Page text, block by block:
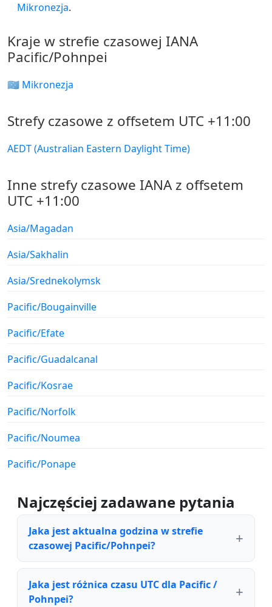
Mikronezja.
Kraje w strefie czasowej IANA
Pacific/Pohnpei
🇫🇲 Mikronezja
Strefy czasowe z offsetem UTC +11:00
AEDT (Australian Eastern Daylight Time)
Inne strefy czasowe IANA z offsetem
UTC +11:00
Asia/Magadan
Asia/Sakhalin
Asia/Srednekolymsk
Pacific/Bougainville
Pacific/Efate
Pacific/Guadalcanal
Pacific/Kosrae
Pacific/Norfolk
Pacific/Noumea
Pacific/Ponape
Najczęściej zadawane pytania
Jaka jest aktualna godzina w strefie
czasowej Pacific/Pohnpei?
Jaka jest różnica czasu UTC dla Pacific /
Pohnpei?